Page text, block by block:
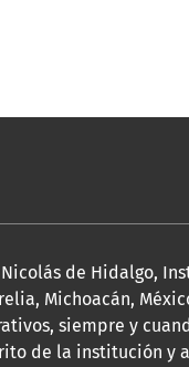
de Hidalgo,
Michoacán,
siempre y
de la institución y